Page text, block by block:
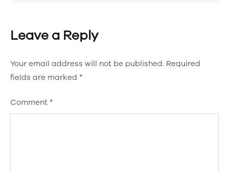
Leave a Reply
Your email address will not be published. Required
fields are marked *
Comment *